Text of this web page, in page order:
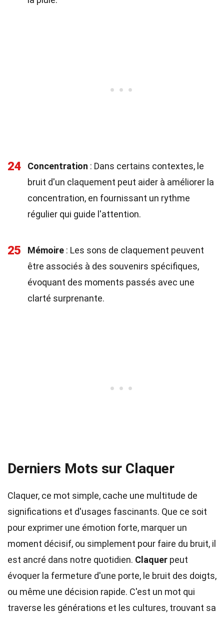
24 Concentration : Dans certains contextes, le
bruit d'un claquement peut aider à améliorer la
concentration, en fournissant un rythme
régulier qui guide l'attention.
25 Mémoire : Les sons de claquement peuvent
être associés à des souvenirs spécifiques,
évoquant des moments passés avec une
clarté surprenante.
Derniers Mots sur Claquer
Claquer, ce mot simple, cache une multitude de
significations et d'usages fascinants. Que ce soit
pour exprimer une émotion forte, marquer un
moment décisif, ou simplement pour faire du bruit, il
est ancré dans notre quotidien. Claquer peut
évoquer la fermeture d'une porte, le bruit des doigts,
ou même une décision rapide. C'est un mot qui
traverse les générations et les cultures, trouvant sa